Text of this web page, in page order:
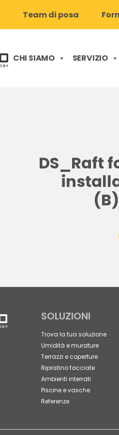
Team di posa
CHI SIAMO SERVIZIO
DS_Raft
SOLUZIONI
Trova la tua soluzione
Umidità e murature
Terrazzi e coperture
Ripristino facciate
Ambienti interrati
Piscine e vasche
Referenze